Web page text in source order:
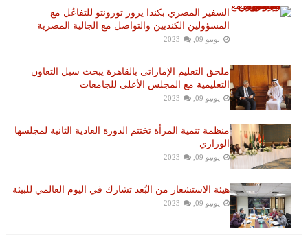
السفير المصري بكندا يزور تورونتو للتفاعُل مع
المسؤولين الكنديين والتواصل مع الجالية المصرية
يونيو 09, 2023
ملحق التعليم الإماراتى بالقاهرة يبحث سبل التعاون
التعليمية مع المجلس الأعلى للجامعات
يونيو 09, 2023
منظمة تنمية المرأة تختتم الدورة العادية الثانية لمجلسها
الوزاري
يونيو 09, 2023
هيئة الاستشعار من البُعد تشارك في اليوم العالمي للبيئة
يونيو 09, 2023